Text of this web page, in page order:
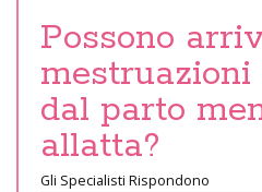
Possono
dal parto
allatta?
Gli Specialisti Rispondono